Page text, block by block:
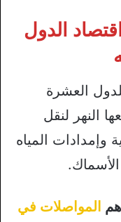
الدول
العشرة
النهر لنقل
وإمدادات المياه
المواصلات في